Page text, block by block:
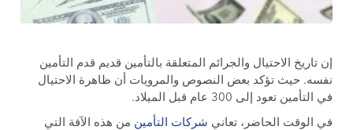
إن تاريخ الاحتيال والجرائم المتعلقة بالتأمين قديم قدم التأمين
نفسه. حيث تؤكد بعض النصوص والمرويات أن ظاهرة الاحتيال
في التأمين تعود إلى 300 عام قبل الميلاد.
في الوقت الحاضر، تعاني شركات التأمين من هذه الآفة التي